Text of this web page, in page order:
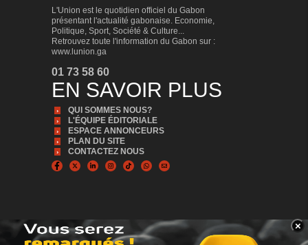
×
L'Union est le quotidien officiel du Gabon
présentant l'actualité gabonaise. Economie,
Politique, Sport, Société & Culture...
Retrouvez toute l'information du Gabon sur :
www.lunion.ga
01 73 58 60
EN SAVOIR PLUS
QUI SOMMES NOUS?
L'ÉQUIPE ÉDITORIALE
ESPACE ANNONCEURS
PLAN DU SITE
CONTACTEZ NOUS